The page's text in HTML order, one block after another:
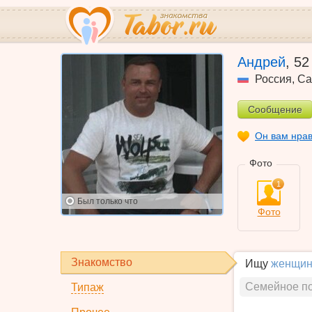
Был только что
Андрей, 52
Россия,
Сообщение
Он вам
Фото
1
Фото
Знакомство
Типаж
Ищу
Семейное